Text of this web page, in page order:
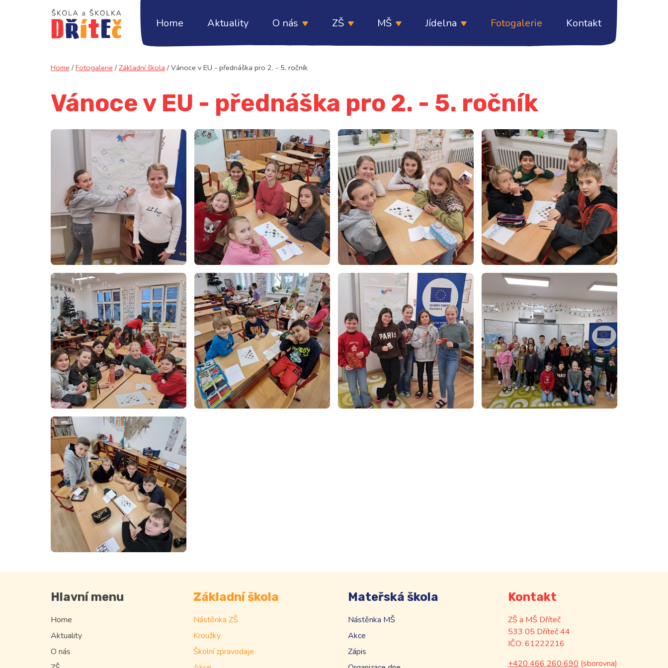
Home Aktuality O nás ZŠ MŠ Jídelna Fotogalerie Kontakt
Home / Fotogalerie / Základní škola / Vánoce v EU - přednáška pro 2. - 5. ročník
Vánoce v EU - přednáška pro 2. - 5. ročník
Hlavní menu
Home
Aktuality
O nás
Základní škola
Nástěnka ZŠ
Kroužky
Školní zpravodaje
Mateřská škola
Nástěnka MŠ
Akce
Zápis
Kontakt
ZŠ a MŠ Dříteč
533 05 Dříteč 44
IČO: 61222216
+420 466 260 690 (sborovna)